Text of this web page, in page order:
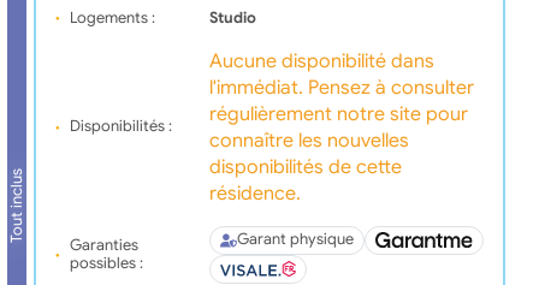
Tout inclus
Logements : Studio
Disponibilités :
Aucune disponibilité dans
l'immédiat. Pensez à consulter
régulièrement notre site pour
connaître les nouvelles
disponibilités de cette
résidence.
Garanties
possibles :
Garant physique